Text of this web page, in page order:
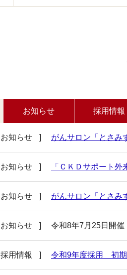
お知らせ 採用情報
お知らせ がんサロン「とさみ
お知らせ 「ＣＫＤサポート外
お知らせ がんサロン「とさみ
お知らせ 令和8年7月25日開
採用情報 令和9年度採用 初期